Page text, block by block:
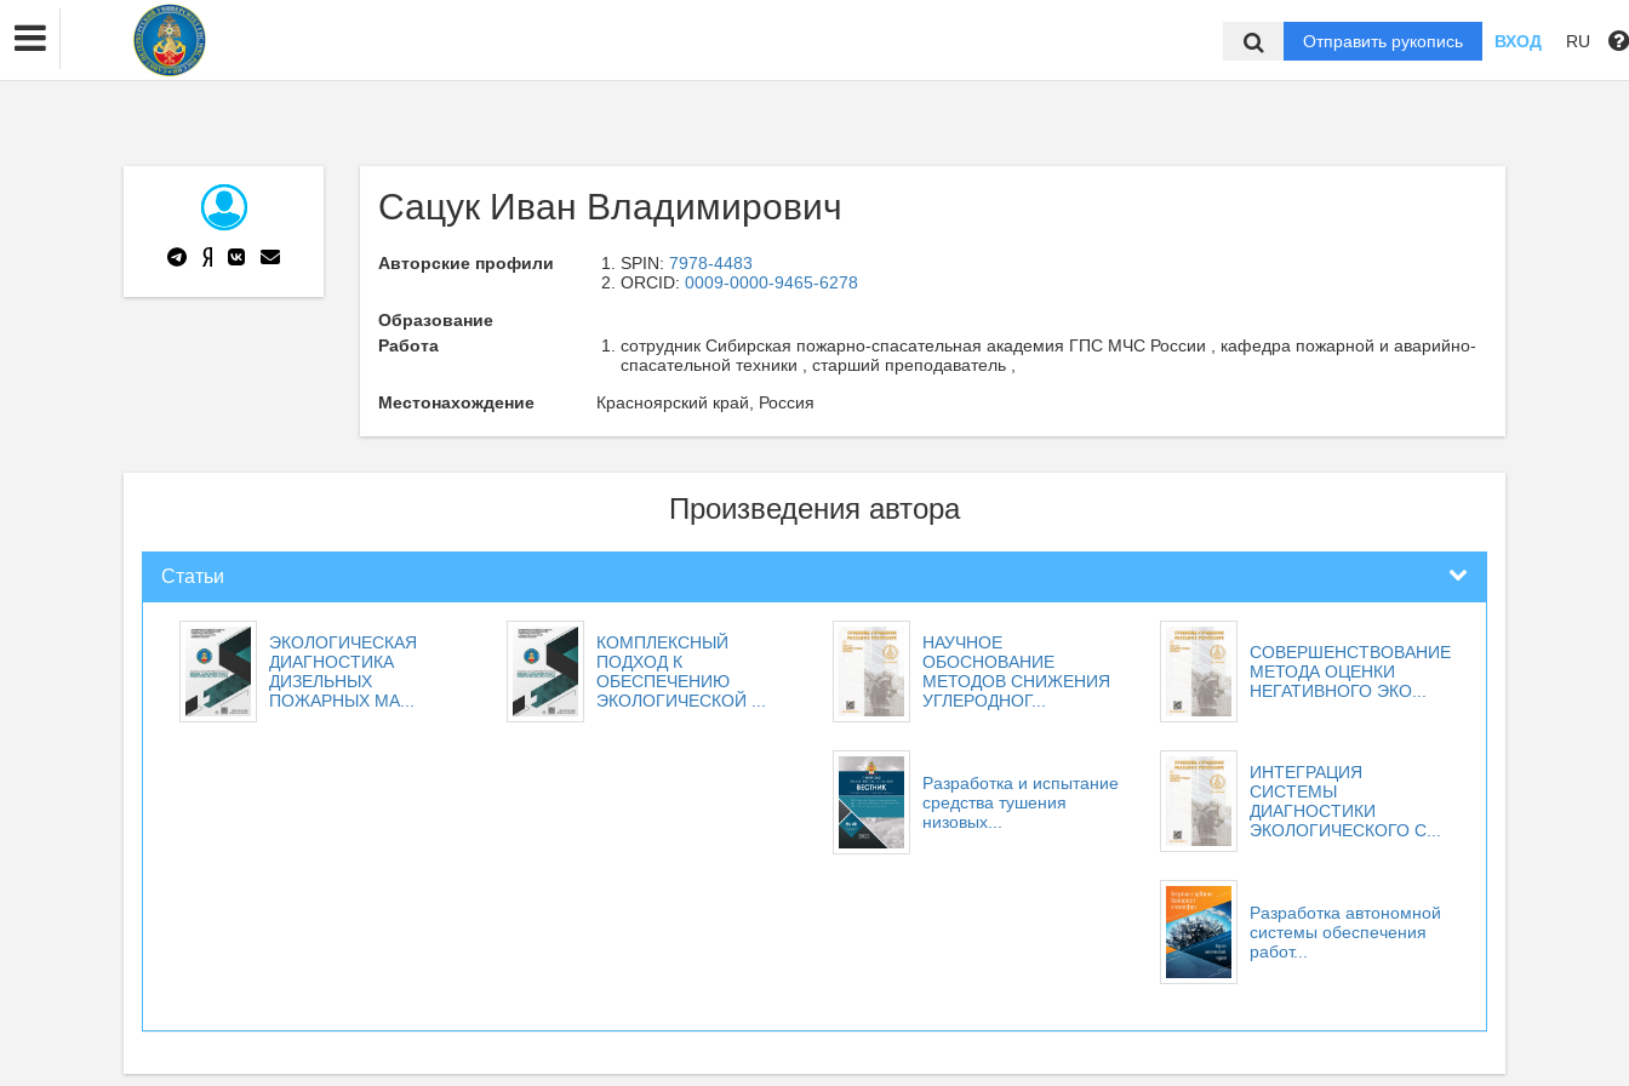
Отправить рукопись ВХОД RU
Сацук Иван Владимирович
Авторские профили SPIN: 7978-4483
ORCID: 0009-0000-9465-6278
Образование
Работа
сотрудник Сибирская пожарно-спасательная академия ГПС МЧС России , кафедра пожарной и аварийно-
спасательной техники , старший преподаватель ,
Местонахождение
Красноярский край, Россия
Произведения автора
Статьи
ЭКОЛОГИЧЕСКАЯ
ДИАГНОСТИКА
ДИЗЕЛЬНЫХ
ПОЖАРНЫХ МА...
КОМПЛЕКСНЫЙ
ПОДХОД К
ОБЕСПЕЧЕНИЮ
ЭКОЛОГИЧЕСКОЙ ...
НАУЧНОЕ
ОБОСНОВАНИЕ
МЕТОДОВ СНИЖЕНИЯ
УГЛЕРОДНОГ...
СОВЕРШЕНСТВОВАНИЕ
МЕТОДА ОЦЕНКИ
НЕГАТИВНОГО ЭКО...
Разработка и испытание
средства тушения
низовых...
ИНТЕГРАЦИЯ
СИСТЕМЫ
ДИАГНОСТИКИ
ЭКОЛОГИЧЕСКОГО С...
Разработка автономной
системы обеспечения
работ...